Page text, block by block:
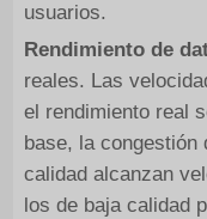
usuarios.
Rendimiento de
reales. Las
el rendimiento real
base, la
calidad alcanzan
los de baja calidad